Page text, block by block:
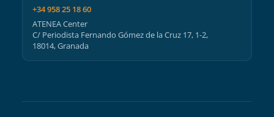
+34 958 25 18 60
ATENEA Center
C/ Periodista Fernando Gómez de la Cruz 17, 1-2,
18014, Granada